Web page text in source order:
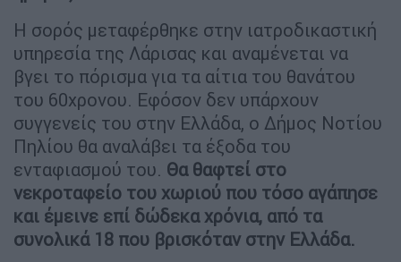
Η σορός μεταφέρθηκε στην ιατροδικαστική
υπηρεσία της Λάρισας και αναμένεται να
βγει το πόρισμα για τα αίτια του θανάτου
του 60χρονου. Εφόσον δεν υπάρχουν
συγγενείς του στην Ελλάδα, ο Δήμος Νοτίου
Πηλίου θα αναλάβει τα έξοδα του
ενταφιασμού του. Θα θαφτεί στο
νεκροταφείο του χωριού που τόσο αγάπησε
και έμεινε επί δώδεκα χρόνια, από τα
συνολικά 18 που βρισκόταν στην Ελλάδα.